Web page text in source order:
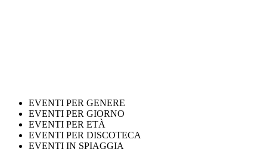
EVENTI PER GENERE
EVENTI PER GIORNO
EVENTI PER ETÀ
EVENTI PER DISCOTECA
EVENTI IN SPIAGGIA